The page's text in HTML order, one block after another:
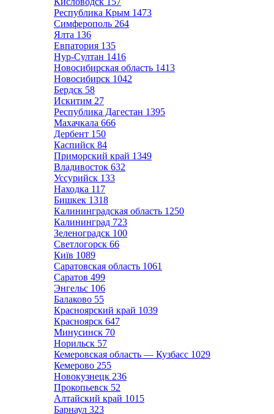
Республика Крым 1473
Симферополь 264
Ялта 136
Евпатория 135
Нур-Султан 1416
Новосибирская область 1413
Новосибирск 1042
Бердск 58
Искитим 27
Республика Дагестан 1395
Махачкала 666
Дербент 150
Каспийск 84
Приморский край 1349
Владивосток 632
Уссурийск 133
Находка 117
Бишкек 1318
Калининградская область 1250
Калининград 723
Зеленоградск 100
Светлогорск 66
Київ 1089
Саратовская область 1061
Саратов 499
Энгельс 106
Балаково 55
Красноярский край 1039
Красноярск 647
Минусинск 70
Норильск 57
Кемеровская область — Кузбасс 1029
Кемерово 255
Новокузнецк 236
Прокопьевск 52
Алтайский край 1015
Барнаул 323